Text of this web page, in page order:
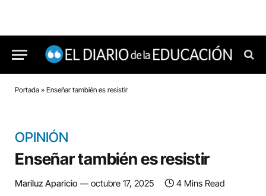
Portada » Enseñar también es resistir
OPINIÓN
Enseñar también es resistir
Mariluz Aparicio octubre 17, 2025 4 Mins Read